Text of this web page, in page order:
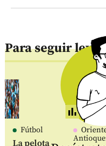
Para seguir
Fútbol
La pelota